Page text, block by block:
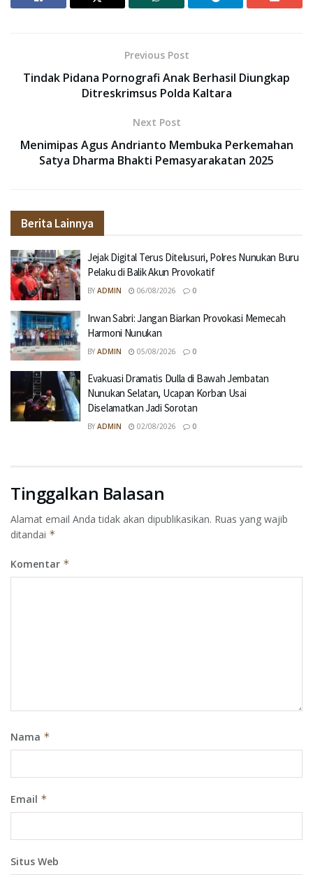
Previous Post
Tindak Pidana Pornografi Anak Berhasil Diungkap
Ditreskrimsus Polda Kaltara
Next Post
Menimipas Agus Andrianto Membuka Perkemahan
Satya Dharma Bhakti Pemasyarakatan 2025
Berita Lainnya
Jejak Digital Terus Ditelusuri, Polres Nunukan Buru
Pelaku di Balik Akun Provokatif
BY ADMIN 06/08/2026 0
Irwan Sabri: Jangan Biarkan Provokasi Memecah
Harmoni Nunukan
BY ADMIN 05/08/2026 0
Evakuasi Dramatis Dulla di Bawah Jembatan
Nunukan Selatan, Ucapan Korban Usai
Diselamatkan Jadi Sorotan
BY ADMIN 02/08/2026 0
Tinggalkan Balasan
Alamat email Anda tidak akan dipublikasikan. Ruas yang wajib
ditandai *
Komentar *
Nama *
Email *
Situs Web